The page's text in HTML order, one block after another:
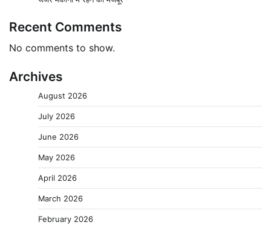
Recent Comments
No comments to show.
Archives
August 2026
July 2026
June 2026
May 2026
April 2026
March 2026
February 2026